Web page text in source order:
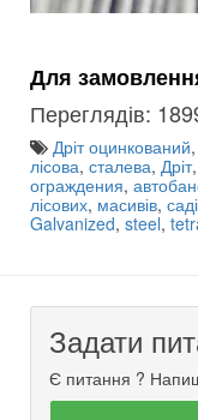
Для
Переглядів:
Дріт оцинкований,
лісова, сталева, Дріт,
ограждения,
лісових, масивів,
Galvanized, steel,
Задати
Є питання ?